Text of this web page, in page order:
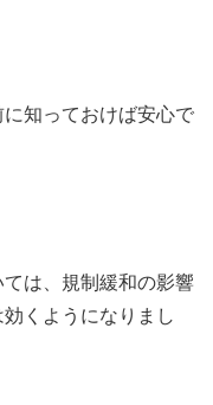
知っておけば安心で
は、規制緩和の影響
くようになりまし